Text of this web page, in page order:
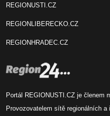
REGIONUSTI.CZ
REGIONLIBERECKO.CZ
REGIONHRADEC.CZ
Portál REGIONUSTI.CZ je členem
Provozovatelem sítě regionálních